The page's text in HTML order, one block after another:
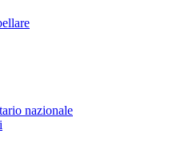
nazionale